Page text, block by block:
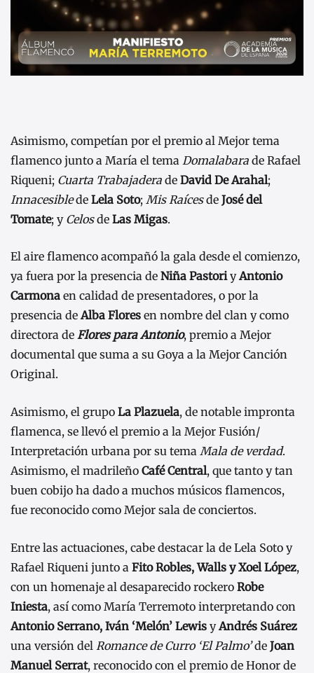
Asimismo, competían por el premio al Mejor tema
flamenco junto a María el tema Domalabara de Rafael
Riqueni; Cuarta Trabajadera de David De Arahal;
Innacesiblede Lela Soto; Mis Raícesde José del
Tomate; y Celosde Las Migas.
El aire flamenco acompañó la gala desde el comienzo,
ya fuera por la presencia de Niña PastoriyAntonio
Carmona en calidad de presentadores, o por la
presencia deAlba Flores en nombre del clan y como
directora de Flores para Antonio, premio a Mejor
documental que suma a su Goya a la Mejor Canción
Original.
Asimismo, el grupo La Plazuela, de notable impronta
flamenca, se llevó el premio a la Mejor Fusión/
Interpretación urbana por su tema Mala de verdad.
Asimismo, el madrileño Café Central, que tanto y tan
buen cobijo ha dado a muchos músicos flamencos,
fue reconocido como Mejor sala de conciertos.
Entre las actuaciones, cabe destacar la de Lela Soto y
Rafael Riqueni junto a Fito Robles, Walls y Xoel López,
con un homenaje al desaparecido rockero Robe
Iniesta, así como María Terremoto interpretando con
Antonio Serrano, Iván ‘Melón’ Lewis yAndrés Suárez
una versión del Romance de Curro ‘El Palmo’de Joan
Manuel Serrat, reconocido con el premio de Honor de